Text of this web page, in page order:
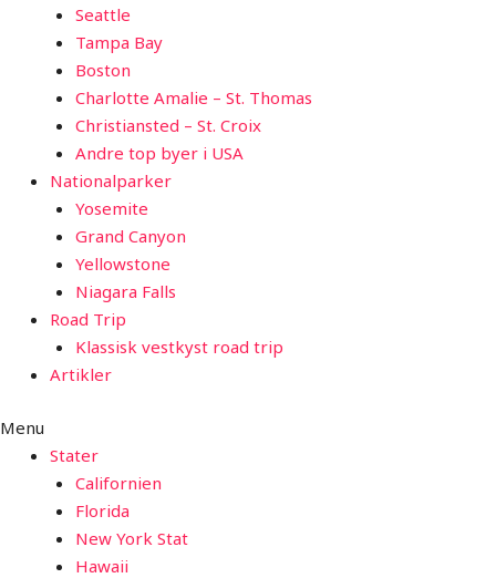
Seattle
Tampa Bay
Boston
Charlotte Amalie – St. Thomas
Christiansted – St. Croix
Andre top byer i USA
Nationalparker
Yosemite
Grand Canyon
Yellowstone
Niagara Falls
Road Trip
Klassisk vestkyst road trip
Artikler
Menu
Stater
Californien
Florida
New York Stat
Hawaii